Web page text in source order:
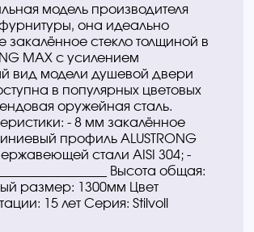
модель производителя
она идеально
стекло толщиной в
MAX с усилением
вид модели душевой двери
в популярных цветовых
оружейная сталь.
- 8 мм закалённое
профиль ALUSTRONG
стали AISI 304; -
Высота общая:
размер: 1300мм Цвет
15 лет Серия: Stilvoll